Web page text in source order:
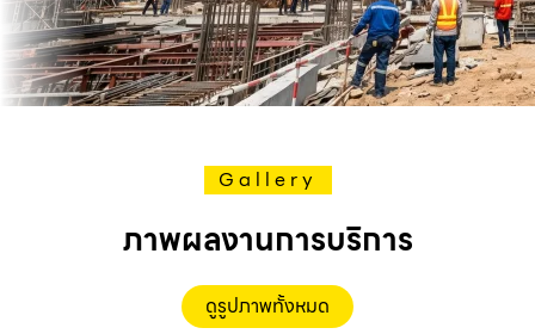
Gallery
ภาพผลงานการบริการ
ดูรูปภาพทั้งหมด